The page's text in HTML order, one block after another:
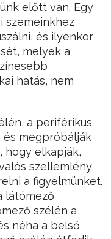
előtt van. Egy
szemeinkhez
és ilyenkor
melyek a
hatás, nem
a periférikus
és megpróbálják
hogy elkapják,
szellemlény
a figyelmünket.
látómező
szélén a
néha a belső